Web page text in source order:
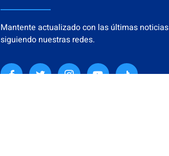
Mantente actualizado con las últimas noticias
siguiendo nuestras redes.